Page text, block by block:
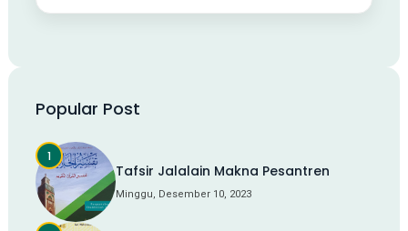
Popular Post
Tafsir Jalalain Makna Pesantren
Minggu, Desember 10, 2023